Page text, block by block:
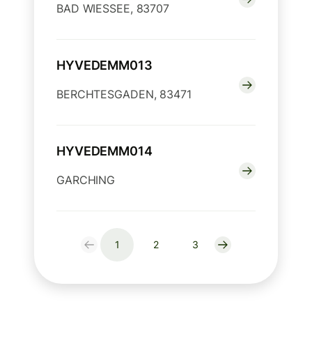
BAD WIESSEE, 83707
HYVEDEMM013
BERCHTESGADEN, 83471
HYVEDEMM014
GARCHING
1 2 3